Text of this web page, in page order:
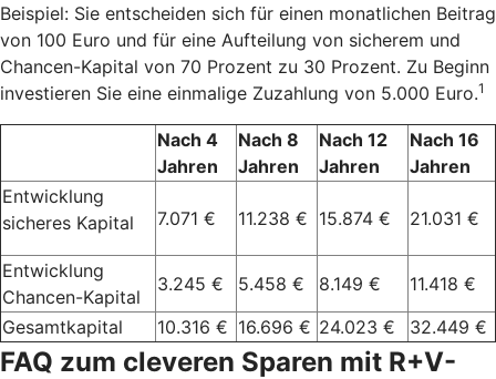
Beispiel: Sie entscheiden sich für einen monatlichen Beitrag
von 100 Euro und für eine Aufteilung von sicherem und
Chancen-Kapital von 70 Prozent zu 30 Prozent. Zu Beginn
investieren Sie eine einmalige Zuzahlung von 5.000 Euro.1
Nach 4
Jahren
Nach 8
Jahren
Nach 12
Jahren
Nach 16
Jahren
Entwicklung
sicheres Kapital
7.071 € 11.238 € 15.874 € 21.031 €
Entwicklung
Chancen-Kapital
3.245 € 5.458 € 8.149 €
11.418 €
Gesamtkapital
10.316 € 16.696 € 24.023 € 32.449 €
FAQ zum cleveren Sparen mit R+V-